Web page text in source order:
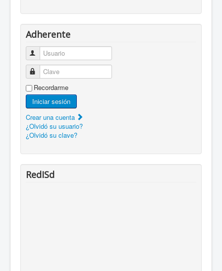
Adherente
Usuario
Clave
Recordarme
Iniciar sesión
Crear una cuenta
¿Olvidó su usuario?
¿Olvidó su clave?
RedISd